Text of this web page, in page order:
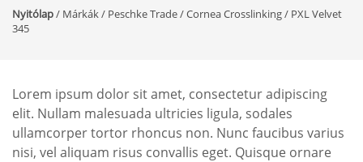
Nyitólap/ Márkák/ Peschke Trade/Cornea Crosslinking/ PXL Velvet
345
Lorem ipsum dolor sit amet, consectetur adipiscing
elit. Nullam malesuada ultricies ligula, sodales
ullamcorper tortor rhoncus non. Nunc faucibus varius
nisi, vel aliquam risus convallis eget. Quisque ornare